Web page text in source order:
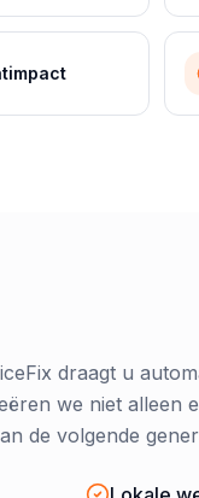
draagt u
we niet alleen
de volgende